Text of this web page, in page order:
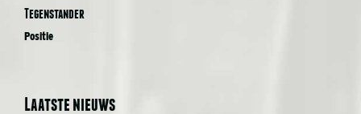
Tegenstander
Positie
Laatste nieuws